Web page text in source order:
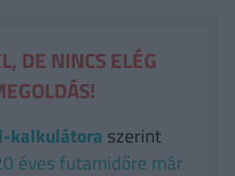
DE NINCS ELÉG
kalkulátora szerint
éves futamidőre már